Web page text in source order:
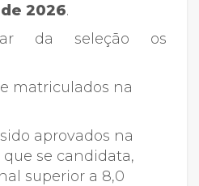
2026.
da seleção os
matriculados na
aprovados na
se candidata,
superior a 8,0